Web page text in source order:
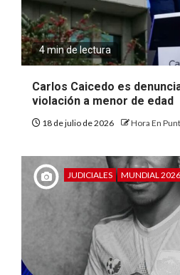
4 min de lectura
Carlos Caicedo es
violación a menor de edad
18 de julio de 2026 Hora En
JUDICIALES MUNDIAL 2026